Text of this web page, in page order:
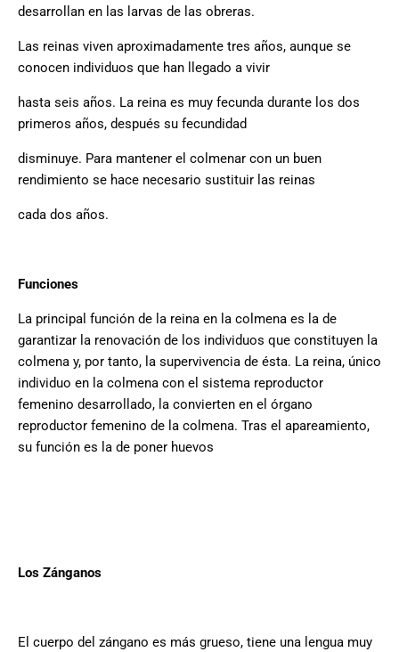
desarrollan en las larvas de las obreras.
Las reinas viven aproximadamente tres años, aunque se
conocen individuos que han llegado a vivir
hasta seis años. La reina es muy fecunda durante los dos
primeros años, después su fecundidad
disminuye. Para mantener el colmenar con un buen
rendimiento se hace necesario sustituir las reinas
cada dos años.
Funciones
La principal función de la reina en la colmena es la de
garantizar la renovación de los individuos que constituyen la
colmena y, por tanto, la supervivencia de ésta. La reina, único
individuo en la colmena con el sistema reproductor
femenino desarrollado, la convierten en el órgano
reproductor femenino de la colmena. Tras el apareamiento,
su función es la de poner huevos
Los Zánganos
El cuerpo del zángano es más grueso, tiene una lengua muy